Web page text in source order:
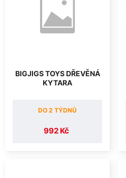
BIGJIGS TOYS DŘEVĚNÁ
KYTARA
992 Kč
DO 2 TÝDNŮ